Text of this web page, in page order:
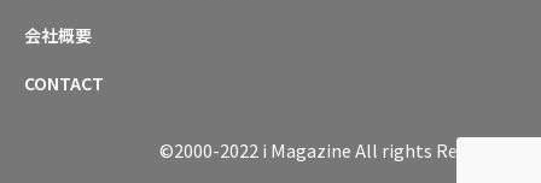
会社概要
CONTACT
©2000-2022 i Magazine All rights Reserved.